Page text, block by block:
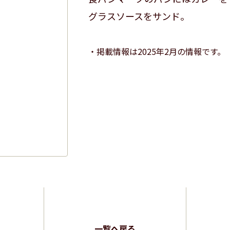
グラスソースをサンド。
掲載情報は2025年2月の情報です。